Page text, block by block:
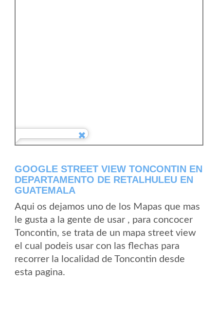
GOOGLE STREET VIEW TONCONTIN EN
DEPARTAMENTO DE RETALHULEU EN
GUATEMALA
Aqui os dejamos uno de los Mapas que mas
le gusta a la gente de usar , para concocer
Toncontin, se trata de un mapa street view
el cual podeis usar con las flechas para
recorrer la localidad de Toncontin desde
esta pagina.